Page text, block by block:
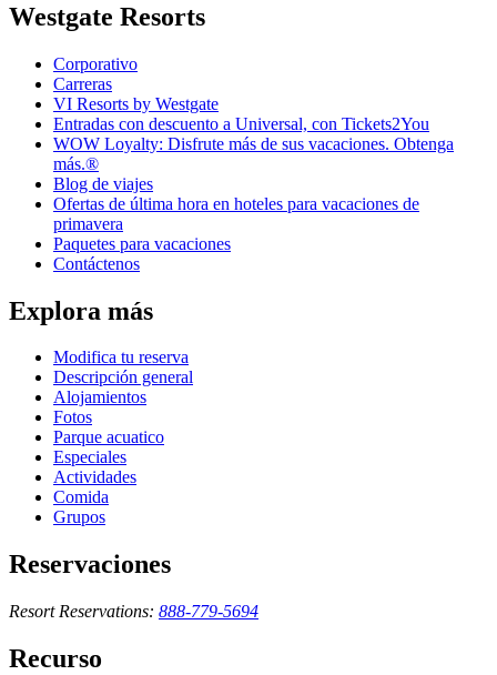
Westgate Resorts
Corporativo
Carreras
VI Resorts by Westgate
Entradas con descuento a Universal, con Tickets2You
WOW Loyalty: Disfrute más de sus vacaciones. Obtenga
más.®
Blog de viajes
Ofertas de última hora en hoteles para vacaciones de
primavera
Paquetes para vacaciones
Contáctenos
Explora más
Modifica tu reserva
Descripción general
Alojamientos
Fotos
Parque acuatico
Especiales
Actividades
Comida
Grupos
Reservaciones
Resort Reservations: 888-779-5694
Recurso